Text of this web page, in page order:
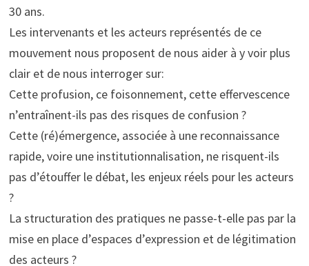
30 ans.
Les intervenants et les acteurs représentés de ce
mouvement nous proposent de nous aider à y voir plus
clair et de nous interroger sur:
Cette profusion, ce foisonnement, cette effervescence
n’entraînent-ils pas des risques de confusion ?
Cette (ré)émergence, associée à une reconnaissance
rapide, voire une institutionnalisation, ne risquent-ils
pas d’étouffer le débat, les enjeux réels pour les acteurs
?
La structuration des pratiques ne passe-t-elle pas par la
mise en place d’espaces d’expression et de légitimation
des acteurs ?